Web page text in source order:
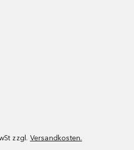
zzgl. Versandkosten.